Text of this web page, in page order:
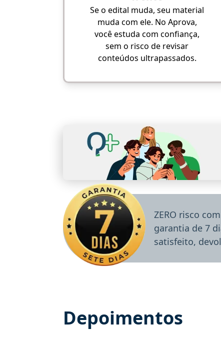
Se o edital muda, seu material
muda com ele. No Aprova,
você estuda com confiança,
sem o risco de revisar
conteúdos ultrapassados.
ZERO risco
garantia de 7
satisfeito,
Depoimentos